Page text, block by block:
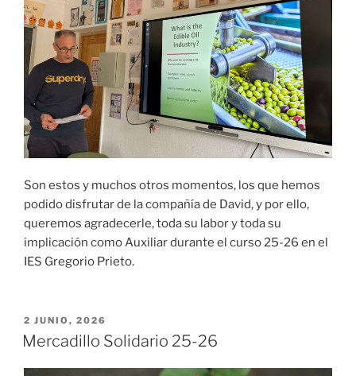
Son estos y muchos otros momentos, los que hemos
podido disfrutar de la compañía de David, y por ello,
queremos agradecerle, toda su labor y toda su
implicación como Auxiliar durante el curso 25-26 en el
IES Gregorio Prieto.
PUBLICADO
EL
2 JUNIO, 2026
Mercadillo Solidario 25-26